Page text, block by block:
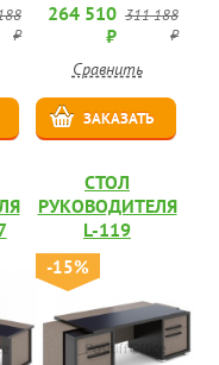
₽
264 510
₽
311 188
₽
Сравнить
ЗАКАЗАТЬ
СТОЛ
РУКОВОДИТЕЛЯ
L-119
-15%